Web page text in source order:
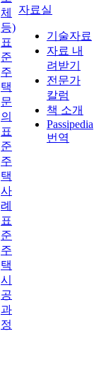
체
등)
표
준
주
택
문
의
표
준
주
택
사
례
표
준
주
택
시
공
과
정
자료실
기술자료
자료 내
려받기
전문가
칼럼
책 소개
Passipedia
번역